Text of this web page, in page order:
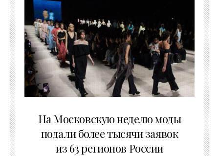
На Московскую неделю моды
подали более тысячи заявок
из 63 регионов России